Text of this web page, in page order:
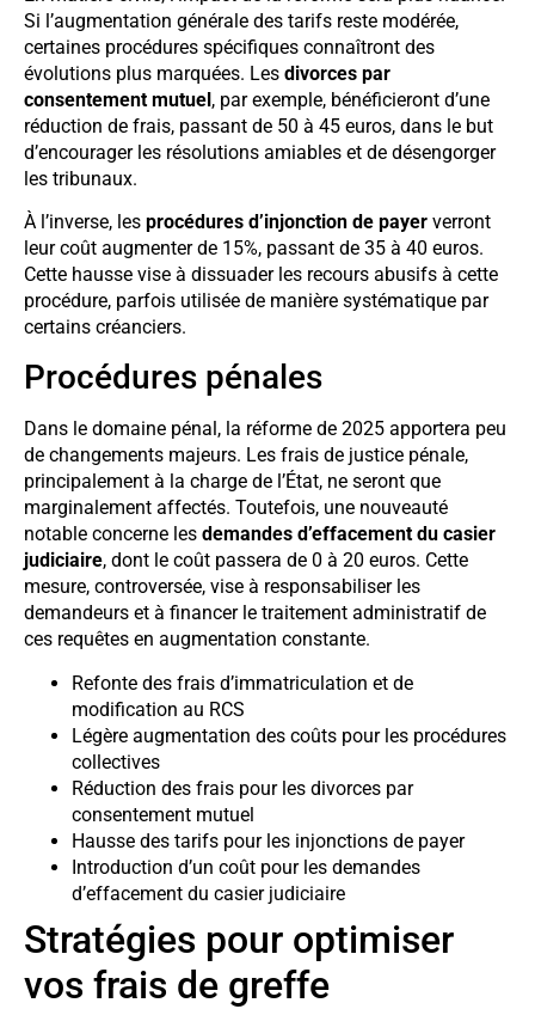
Si l’augmentation générale des tarifs reste modérée,
certaines procédures spécifiques connaîtront des
évolutions plus marquées. Les divorces par
consentement mutuel, par exemple, bénéficieront d’une
réduction de frais, passant de 50 à 45 euros, dans le but
d’encourager les résolutions amiables et de désengorger
les tribunaux.
À l’inverse, les procédures d’injonction de payer verront
leur coût augmenter de 15%, passant de 35 à 40 euros.
Cette hausse vise à dissuader les recours abusifs à cette
procédure, parfois utilisée de manière systématique par
certains créanciers.
Procédures pénales
Dans le domaine pénal, la réforme de 2025 apportera peu
de changements majeurs. Les frais de justice pénale,
principalement à la charge de l’État, ne seront que
marginalement affectés. Toutefois, une nouveauté
notable concerne les demandes d’effacement du casier
judiciaire, dont le coût passera de 0 à 20 euros. Cette
mesure, controversée, vise à responsabiliser les
demandeurs et à financer le traitement administratif de
ces requêtes en augmentation constante.
Refonte des frais d’immatriculation et de
modification au RCS
Légère augmentation des coûts pour les procédures
collectives
Réduction des frais pour les divorces par
consentement mutuel
Hausse des tarifs pour les injonctions de payer
Introduction d’un coût pour les demandes
d’effacement du casier judiciaire
Stratégies pour optimiser
vos frais de greffe